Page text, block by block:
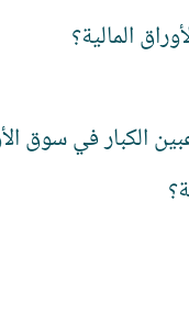
المالية؟
الكبار في سوق